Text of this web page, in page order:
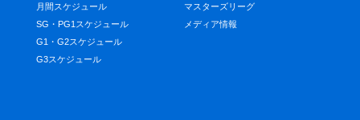
月間スケジュール
SG・PG1スケジュール
G1・G2スケジュール
G3スケジュール
マスターズリーグ
メディア情報